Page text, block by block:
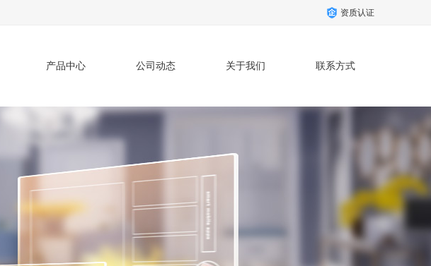
资质认证
产品中心 公司动态 关于我们 联系方式